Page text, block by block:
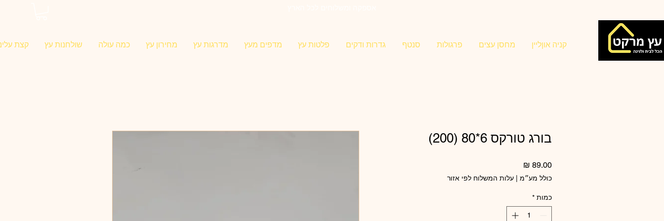
קניה אוןליין מחסן עצים פרגולות סנטף גדרות ודקים פלטות עץ מדפים מעץ מדרגות עץ מחירון עץ כמה עולה שולחנות עץ קצת
בורג טורקס 6*80 (200)
כולל מע״מ עלות המשלוח לפי אזור
כמות *